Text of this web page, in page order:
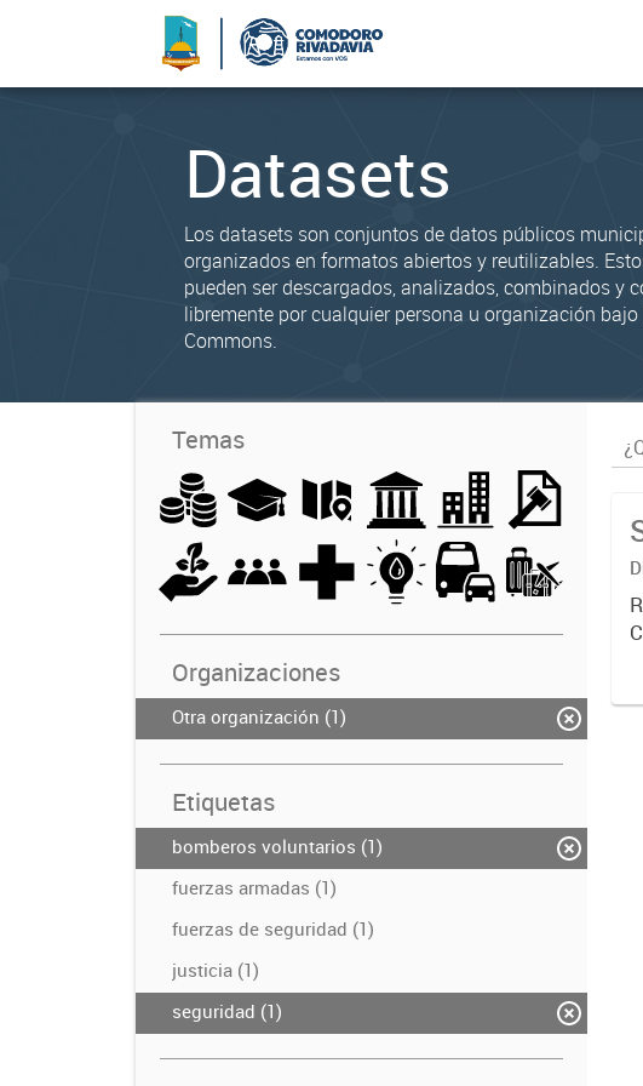
Datasets
Los datasets son conjuntos de datos públicos
organizados en formatos abiertos y reutilizables.
pueden ser descargados, analizados, combinados y
libremente por cualquier persona u organización
Commons.
Temas
Organizaciones
Otra organización (1)
Etiquetas
bomberos voluntarios (1)
fuerzas armadas (1)
fuerzas de seguridad (1)
justicia (1)
seguridad (1)